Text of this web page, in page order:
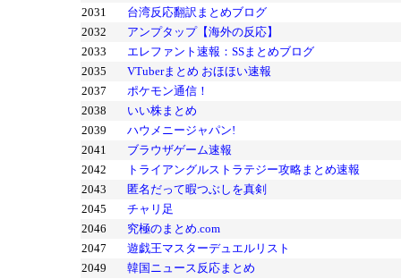
2031
台湾反応翻訳まとめブログ
2032
アンプタップ【海外の反応】
2033
エレファント速報：SSまとめブログ
2035
VTuberまとめ おほほい速報
2037
ポケモン通信！
2038
いい株まとめ
2039
ハウメニージャパン!
2041
ブラウザゲーム速報
2042
トライアングルストラテジー攻略まとめ速報
2043
匿名だって暇つぶしを真剣
2045
チャリ足
2046
究極のまとめ.com
2047
遊戯王マスターデュエルリスト
2049
韓国ニュース反応まとめ